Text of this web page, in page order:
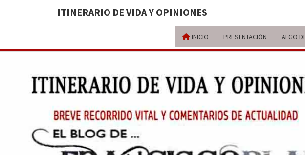
ITINERARIO DE VIDA Y OPINIONES
INICIO PRESENTACIÓN ALGO